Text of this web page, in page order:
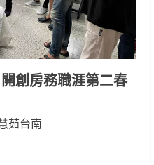
創房務職涯第二春
茹台南